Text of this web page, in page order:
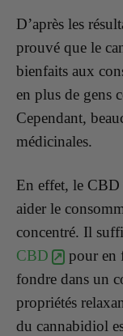
D’après les
prouvé que le
bienfaits aux
en plus de gens
Cependant,
médicinales.
En effet, le CBD
aider le
concentré. Il
CBD
pour en
fondre dans un
propriétés
du cannabidiol